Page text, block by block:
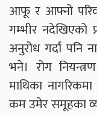
आफू र आफ्नो
गम्भीर नदेखिएको
अनुरोध गर्दा पनि
भने। रोग
माथिका
कम उमेर समूहका